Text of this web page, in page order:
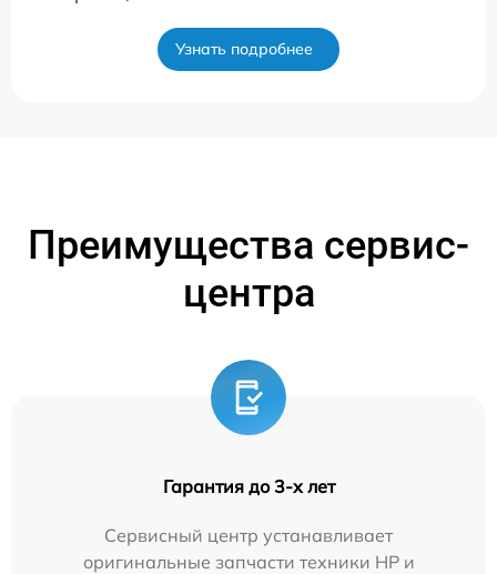
Узнать подробнее
Преимущества сервис-
центра
Гарантия до 3-х лет
Сервисный центр устанавливает
оригинальные запчасти техники HP и